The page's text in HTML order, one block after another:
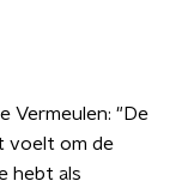
Vermeulen: "De
voelt om de
hebt als